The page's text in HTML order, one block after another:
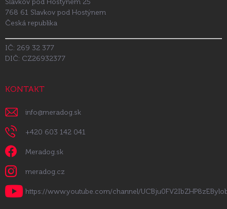
Slavkov pod Hostýnem 25
768 61 Slavkov pod Hostýnem
Česká republika
IČ: 269 32 377
DIČ: CZ26932377
KONTAKT
info@meradog.sk
+420 603 142 041
Meradog.sk
meradog.cz
https://www.youtube.com/channel/